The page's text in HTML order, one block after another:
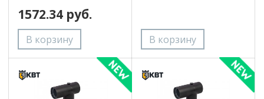
1572.34 руб.